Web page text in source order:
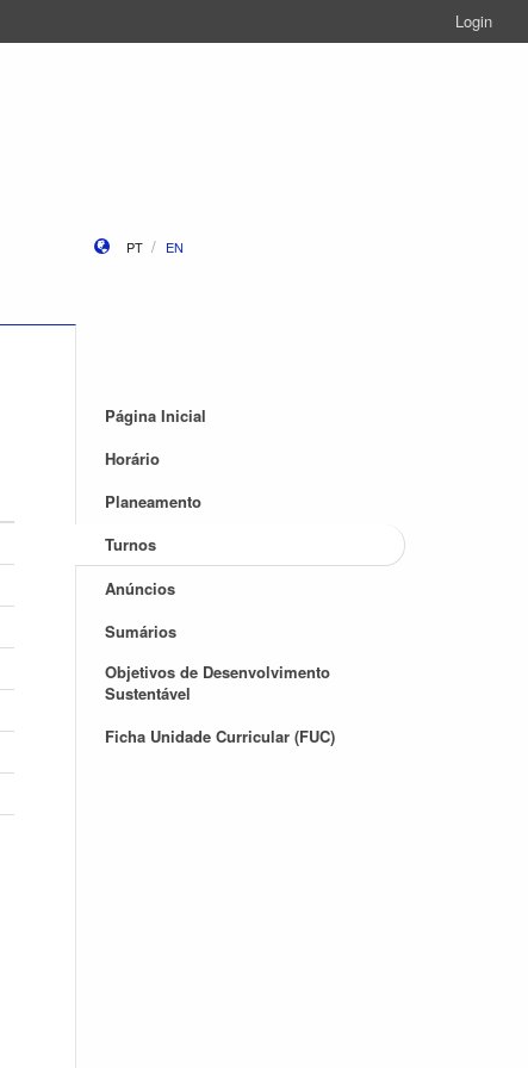
Login
PT EN
Página Inicial
Horário
Planeamento
Turnos
Anúncios
Sumários
Objetivos de Desenvolvimento
Sustentável
Ficha Unidade Curricular (FUC)